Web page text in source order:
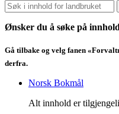
Ønsker du å søke på
Gå tilbake og velg fanen
derfra.
Norsk Bokmål
Alt innhold er